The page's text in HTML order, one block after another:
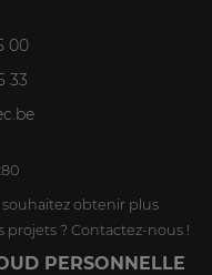
00
33
souhaitez obtenir plus
projets ? Contactez-nous !
PERSONNELLE